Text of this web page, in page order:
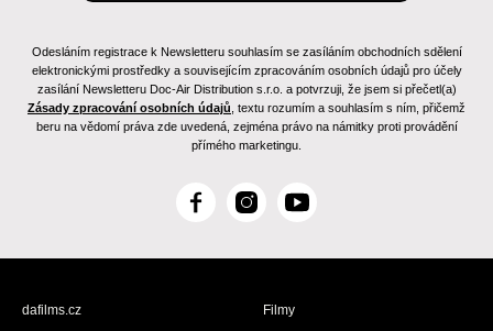
Odesláním registrace k Newsletteru souhlasím se zasíláním obchodních sdělení
elektronickými prostředky a souvisejícím zpracováním osobních údajů pro účely
zasílání Newsletteru Doc-Air Distribution s.r.o. a potvrzuji, že jsem si přečetl(a)
Zásady zpracování osobních údajů , textu rozumím a souhlasím s ním, přičemž
beru na vědomí práva zde uvedená, zejména právo na námitky proti provádění
přímého marketingu.
F
c
I
s
Y
u
dafilms.cz
Filmy